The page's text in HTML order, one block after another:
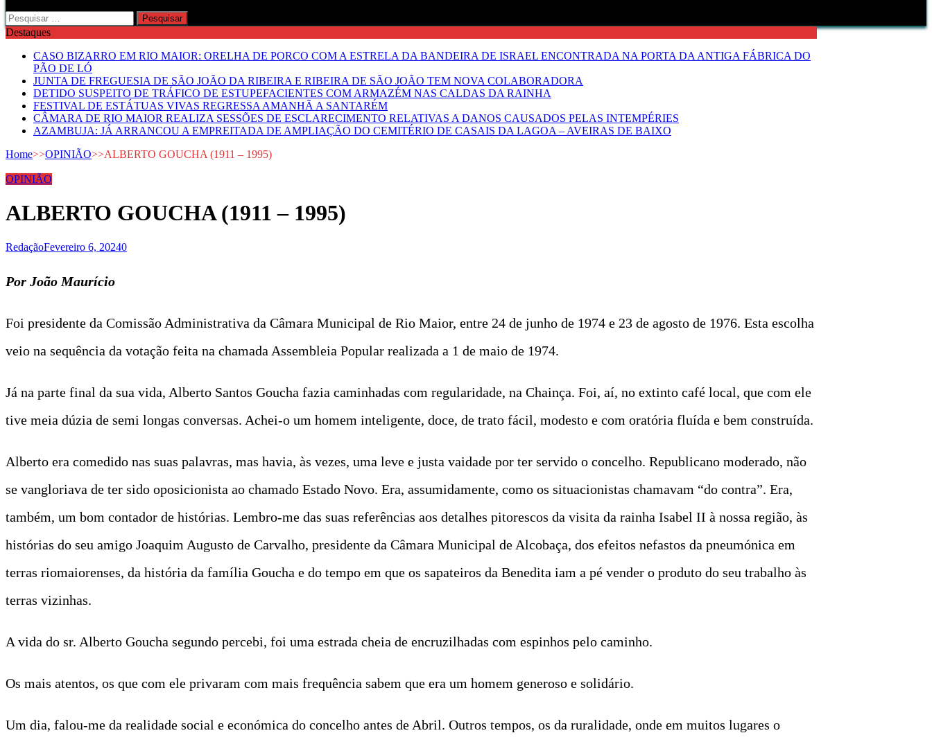
Pesquisar
por:
Destaques
CASO BIZARRO EM RIO MAIOR: ORELHA DE PORCO COM A ESTRELA DA BANDEIRA DE ISRAEL ENCONTRADA NA PORTA DA ANTIGA FÁBRICA DO
PÃO DE LÓ
JUNTA DE FREGUESIA DE SÃO JOÃO DA RIBEIRA E RIBEIRA DE SÃO JOÃO TEM NOVA COLABORADORA
DETIDO SUSPEITO DE TRÁFICO DE ESTUPEFACIENTES COM ARMAZÉM NAS CALDAS DA RAINHA
FESTIVAL DE ESTÁTUAS VIVAS REGRESSA AMANHÃ A SANTARÉM
CÂMARA DE RIO MAIOR REALIZA SESSÕES DE ESCLARECIMENTO RELATIVAS A DANOS CAUSADOS PELAS INTEMPÉRIES
AZAMBUJA: JÁ ARRANCOU A EMPREITADA DE AMPLIAÇÃO DO CEMITÉRIO DE CASAIS DA LAGOA – AVEIRAS DE BAIXO
Home>>OPINIÃO>>ALBERTO GOUCHA (1911 – 1995)
OPINIÃO
ALBERTO GOUCHA (1911 – 1995)
RedaçãoFevereiro 6, 20240
Por João Maurício
Foi presidente da Comissão Administrativa da Câmara Municipal de Rio Maior, entre 24 de junho de 1974 e 23 de agosto de 1976. Esta escolha
veio na sequência da votação feita na chamada Assembleia Popular realizada a 1 de maio de 1974.
Já na parte final da sua vida, Alberto Santos Goucha fazia caminhadas com regularidade, na Chainça. Foi, aí, no extinto café local, que com ele
tive meia dúzia de semi longas conversas. Achei-o um homem inteligente, doce, de trato fácil, modesto e com oratória fluída e bem construída.
Alberto era comedido nas suas palavras, mas havia, às vezes, uma leve e justa vaidade por ter servido o concelho. Republicano moderado, não
se vangloriava de ter sido oposicionista ao chamado Estado Novo. Era, assumidamente, como os situacionistas chamavam “do contra”. Era,
também, um bom contador de histórias. Lembro-me das suas referências aos detalhes pitorescos da visita da rainha Isabel II à nossa região, às
histórias do seu amigo Joaquim Augusto de Carvalho, presidente da Câmara Municipal de Alcobaça, dos efeitos nefastos da pneumónica em
terras riomaiorenses, da história da família Goucha e do tempo em que os sapateiros da Benedita iam a pé vender o produto do seu trabalho às
terras vizinhas.
A vida do sr. Alberto Goucha segundo percebi, foi uma estrada cheia de encruzilhadas com espinhos pelo caminho.
Os mais atentos, os que com ele privaram com mais frequência sabem que era um homem generoso e solidário.
Um dia, falou-me da realidade social e económica do concelho antes de Abril. Outros tempos, os da ruralidade, onde em muitos lugares o